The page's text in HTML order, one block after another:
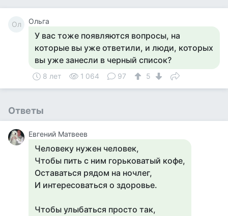
Ол Ольга
У вас тоже появляются вопросы, на
которые вы уже ответили, и люди, которых
вы уже занесли в черный список?
8 лет 1 064 97 5
Ответы
Евгений Матвеев
Человеку нужен человек,
Чтобы пить с ним горьковатый кофе,
Оставаться рядом на ночлег,
И интересоваться о здоровье.
Чтобы улыбаться просто так,